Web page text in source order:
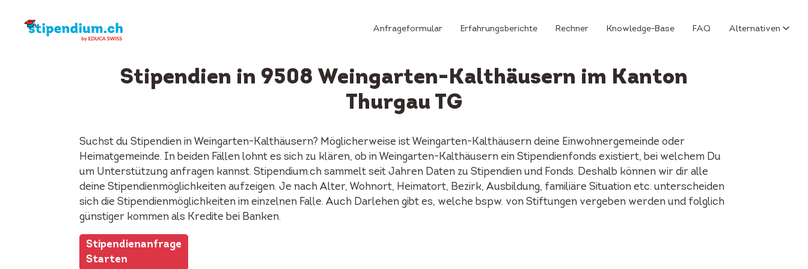
Anfrageformular Erfahrungsberichte Rechner Knowledge-Base FAQ Alternativen
Stipendien in 9508 Weingarten-Kalthäusern im Kanton
Thurgau TG
Suchst du Stipendien in Weingarten-Kalthäusern? Möglicherweise ist Weingarten-Kalthäusern deine Einwohnergemeinde oder
Heimatgemeinde. In beiden Fällen lohnt es sich zu klären, ob in Weingarten-Kalthäusern ein Stipendienfonds existiert, bei welchem Du
um Unterstützung anfragen kannst. Stipendium.ch sammelt seit Jahren Daten zu Stipendien und Fonds. Deshalb können wir dir alle
deine Stipendienmöglichkeiten aufzeigen. Je nach Alter, Wohnort, Heimatort, Bezirk, Ausbildung, familiäre Situation etc. unterscheiden
sich die Stipendienmöglichkeiten im einzelnen Falle. Auch Darlehen gibt es, welche bspw. von Stiftungen vergeben werden und folglich
günstiger kommen als Kredite bei Banken.
Stipendienanfrage
Starten